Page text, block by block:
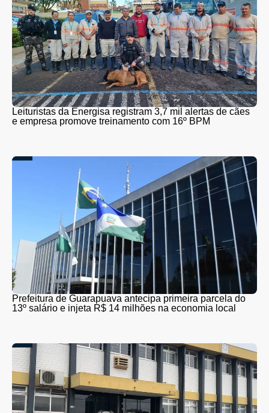
Leituristas da Energisa registram 3,7 mil alertas de cães
e empresa promove treinamento com 16º BPM
Prefeitura de Guarapuava antecipa primeira parcela do
13º salário e injeta R$ 14 milhões na economia local